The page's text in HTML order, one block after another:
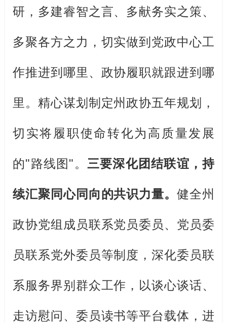
研，多建睿智之言、多献务实之策、
多聚各方之力，切实做到党政中心工
作推进到哪里、政协履职就跟进到哪
里。精心谋划制定州政协五年规划，
切实将履职使命转化为高质量发展
的"路线图"。 三要深化团结联谊，持
续汇聚同心同向的共识力量。健全州
政协党组成员联系党员委员、党员委
员联系党外委员等制度，深化委员联
系服务界别群众工作，以谈心谈话、
走访慰问、委员读书等平台载体，进